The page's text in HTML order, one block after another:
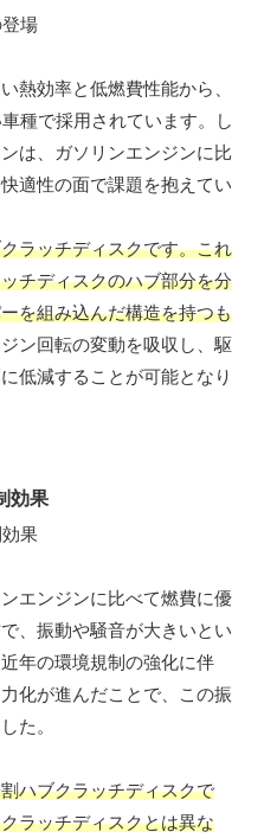
熱効率と低燃費性能から、
種で採用されています。し
は、ガソリンエンジンに比
適性の面で課題を抱えてい
ラッチディスクです。これ
チディスクのハブ部分を分
を組み込んだ構造を持つも
ン回転の変動を吸収し、駆
低減することが可能となり
効果
エンジンに比べて燃費に優
、振動や騒音が大きいとい
年の環境規制の強化に伴
化が進んだことで、この振
た。
ハブクラッチディスクで
ラッチディスクとは異な